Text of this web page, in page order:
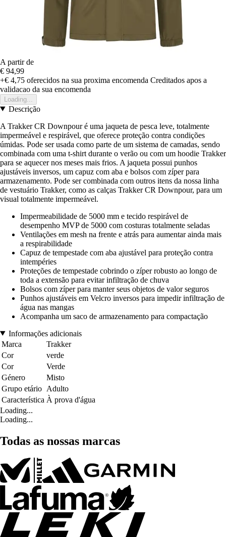
A partir de
€ 94,99
+€ 4,75 oferecidos na sua proxima encomenda Creditados apos a
validacao da sua encomenda
Loading...
Descrição
A Trakker CR Downpour é uma jaqueta de pesca leve, totalmente
impermeável e respirável, que oferece proteção contra condições
úmidas. Pode ser usada como parte de um sistema de camadas, sendo
combinada com uma t-shirt durante o verão ou com um hoodie Trakker
para se aquecer nos meses mais frios. A jaqueta possui punhos
ajustáveis inversos, um capuz com aba e bolsos com zíper para
armazenamento. Pode ser combinada com outros itens da nossa linha
de vestuário Trakker, como as calças Trakker CR Downpour, para um
visual totalmente impermeável.
Impermeabilidade de 5000 mm e tecido respirável de
desempenho MVP de 5000 com costuras totalmente seladas
Ventilações em mesh na frente e atrás para aumentar ainda mais
a respirabilidade
Capuz de tempestade com aba ajustável para proteção contra
intempéries
Proteções de tempestade cobrindo o zíper robusto ao longo de
toda a extensão para evitar infiltração de chuva
Bolsos com zíper para manter seus objetos de valor seguros
Punhos ajustáveis em Velcro inversos para impedir infiltração de
água nas mangas
Acompanha um saco de armazenamento para compactação
Informações adicionais
Marca
Trakker
Cor
verde
Cor
Verde
Género
Misto
Grupo etário Adulto
Característica À prova d'água
Loading...
Loading...
Todas as nossas marcas